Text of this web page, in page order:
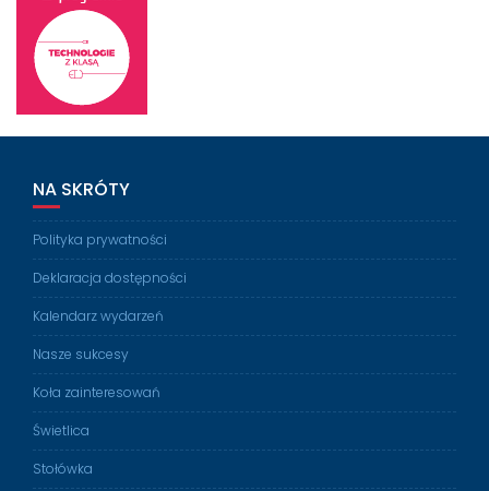
NA SKRÓTY
Polityka prywatności
Deklaracja dostępności
Kalendarz wydarzeń
Nasze sukcesy
Koła zainteresowań
Świetlica
Stołówka